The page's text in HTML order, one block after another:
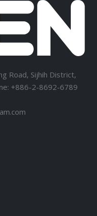
Road, Sijhih District,
+886-2-8692-6789